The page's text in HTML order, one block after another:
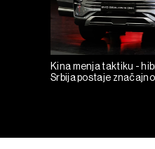
Kina menja taktiku -
Srbija postaje